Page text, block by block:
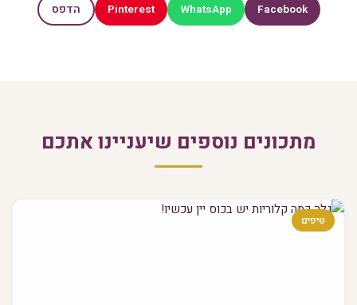
Facebook
WhatsApp
Pinterest הדפס
מתכונים נוספים שיעניינו אתכם
טיפים